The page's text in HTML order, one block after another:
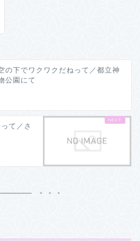
の下でワクワクだねって／都立神
公園にて
て／さ